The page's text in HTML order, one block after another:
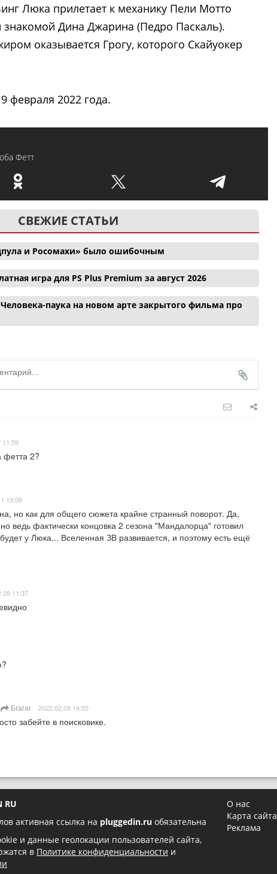
Люка прилетает к механику Пели Мотто
знакомой Дина Джарина (Педро Паскаль).
оказывается Грогу, которого Скайуокер
февраля 2022 года.
Фетт
СВЕЖИЕ СТАТЬИ
и Росомахи» было ошибочным
игра для PS Plus Premium за август 2026
паука на новом арте закрытого фильма про
11:59
фетта 2?
19:09
но как для общего сюжета крайне странный поворот. Да,
ведь фактически концовка 2 сезона "Мандалорца" готовил
у Люка... Вселенная ЗВ развивается, и поэтому есть ещё
11:37
Бгагаг 2022.02.09 14:55
забейте в поисковике.
RU
активная ссылка на pluggedin.ru обязательна
и данные геолокации пользователей сайта,
в Политике конфиденциальности и
О нас
Карта сайта
Реклама